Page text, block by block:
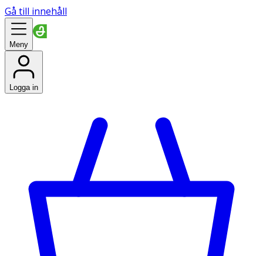
Gå till innehåll
Meny
Logga in